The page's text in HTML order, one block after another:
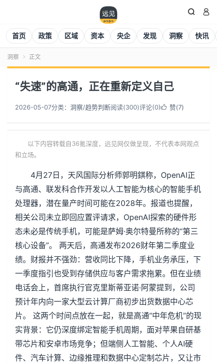
 
首页 政策 区域 资本 央企 发现 洞察 快讯
洞察  正文
“失速”的高通，正在重新定义自己
2026-05-07分类： 洞察/趋势判断阅读(300)评论(0) 赞(7)
以下内容转载自36氪深度，远见网仅做呈现，不代表本网观点
和立场。
4月27日，天风国际分析师郭明錤称，OpenAI正
与高通、联发科合作开发以人工智能为核心的智能手机
处理器，潜在量产时间可能在2028年。报道也提醒，
相关公司未立即回应置评请求，OpenAI探索的硬件形
态未必是传统手机，可能是萨姆·奥尔特曼所称的“第三
核心设备”。 两天后，高通发布2026财年第二季度业
绩。财报并不强劲：营收同比下降，手机业务承压，下
一季度指引也受到存储供应与客户需求拖累。但在业绩
电话会上，首席执行官克里斯蒂亚诺·阿蒙提到，公司
预计年内向一家大型云计算厂商初步出货数据中心芯
片。 这两个时间点放在一起，就是高通“中年危机”的现
实背景：它仍深度绑定智能手机周期，面对苹果自研基
带芯片和安卓市场竞争；但端侧人工智能、个人AI硬
件、汽车计算、边缘推理和数据中心定制芯片，又让市